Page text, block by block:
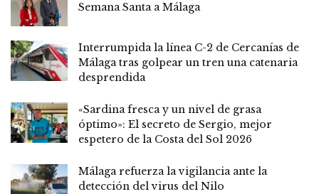
Semana Santa a Málaga
Interrumpida la línea C-2 de Cercanías de
Málaga tras golpear un tren una catenaria
desprendida
«Sardina fresca y un nivel de grasa
óptimo»: El secreto de Sergio, mejor
espetero de la Costa del Sol 2026
Málaga refuerza la vigilancia ante la
detección del virus del Nilo